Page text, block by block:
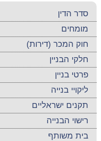
סדר הדין
מומחים
חוק המכר (דירות)
חלקי הבניין
פרטי בניין
ליקויי בנייה
תקנים ישראליים
רישוי הבנייה
בית משותף